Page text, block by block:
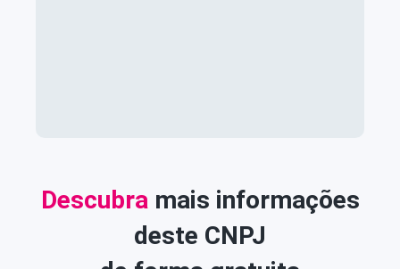
Descubramais informações
deste CNPJ